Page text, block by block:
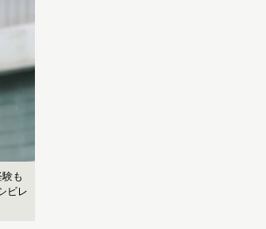
も
ビレ